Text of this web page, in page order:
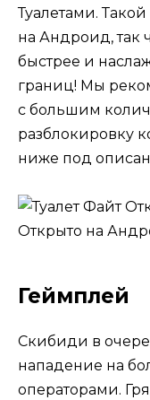
Туалетами.
на Андроид, так
быстрее и
границ! Мы
с большим
разблокировку
ниже под
Геймплей
Скибиди в
нападение на
операторами.